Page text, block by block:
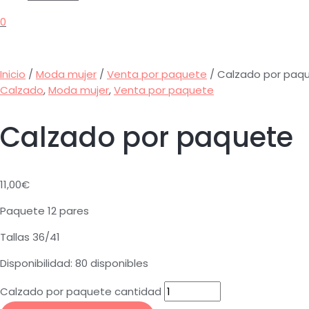
0
Inicio / Moda mujer / Venta por paquete / Calzado por
Calzado,Moda mujer,Venta por paquete
Calzado por paquete
11,00€
Paquete 12 pares
Tallas 36/41
Disponibilidad: 80 disponibles
Calzado por paquete cantidad